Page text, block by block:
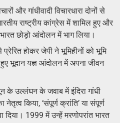
और गांधीवादी विचारधारा दोनों से
राष्ट्रीय कांग्रेस में शामिल हुए और
छोड़ो आंदोलन में भाग लिया।
होकर जेपी ने भूमिहीनों को भूमि
भूदान यज्ञ आंदोलन में अपना जीवन
के उल्लंघन के जवाब में इंदिरा गांधी
किया, ‘संपूर्ण क्रांति’ या संपूर्ण
दिया। 1999 में उन्हें मरणोपरांत भारत